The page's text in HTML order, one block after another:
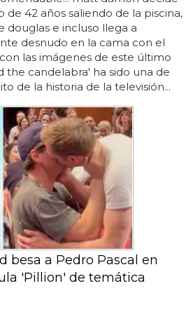
de 42 años saliendo de la piscina,
e incluso llega a
desnudo en la cama con el
las imágenes de este último
the candelabra' ha sido una de
de la historia de la televisión...
besa a Pedro Pascal en
'Pillion' de temática